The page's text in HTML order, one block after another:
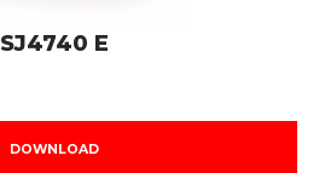
SJ4740 E
DOWNLOAD